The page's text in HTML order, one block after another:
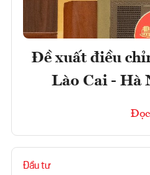
Đề xuất điều
Lào Cai - Hà
Đầu tư